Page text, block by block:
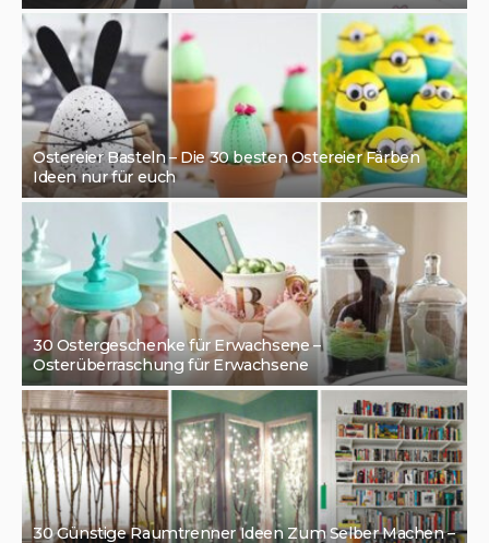
Ostereier Basteln – Die 30 besten Ostereier Färben
Ideen nur für euch
30 Ostergeschenke für Erwachsene –
Osterüberraschung für Erwachsene
30 Günstige Raumtrenner Ideen Zum Selber Machen –